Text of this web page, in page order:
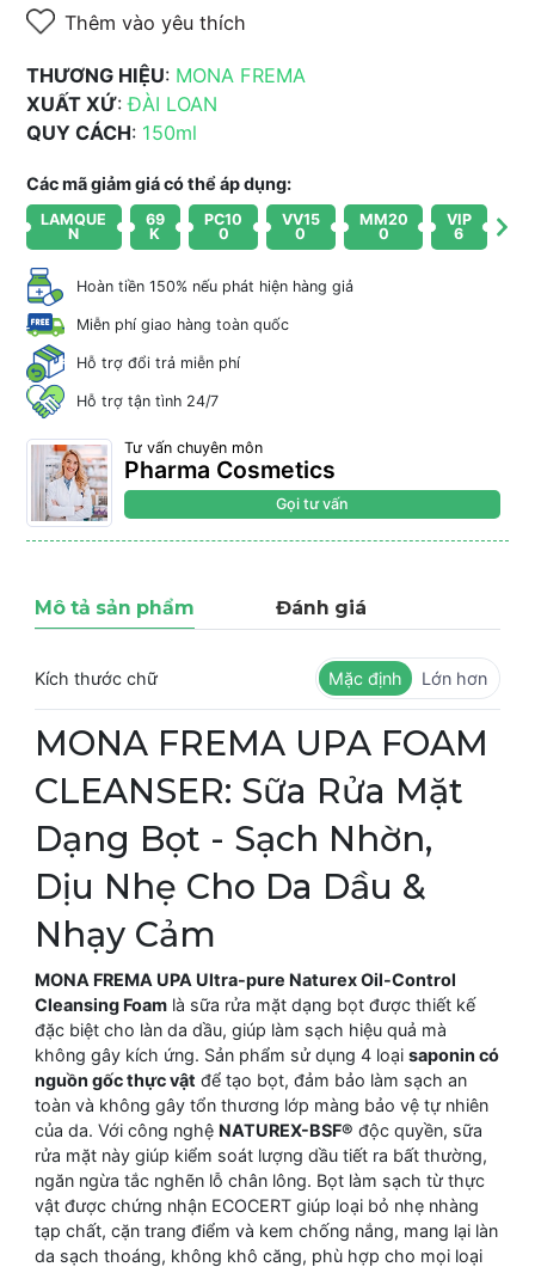
Thêm vào yêu thích
THƯƠNG HIỆU: MONA FREMA
XUẤT XỨ: ĐÀI LOAN
QUY CÁCH: 150ml
Các mã giảm giá có thể áp dụng:
LAMQUE
N
69
K
PC10
0
VV15
0
MM20
0
VIP
6
Hoàn tiền 150% nếu phát hiện hàng giả
Miễn phí giao hàng toàn quốc
Hỗ trợ đổi trả miễn phí
Hỗ trợ tận tình 24/7
Tư vấn chuyên môn
Pharma Cosmetics
Gọi tư vấn
Mô tả sản phẩm Đánh giá
Kích thước chữ Mặc định Lớn hơn
MONA FREMA UPA FOAM
CLEANSER: Sữa Rửa Mặt
Dạng Bọt - Sạch Nhờn,
Dịu Nhẹ Cho Da Dầu &
Nhạy Cảm
MONA FREMA UPA Ultra-pure Naturex Oil-Control
Cleansing Foam là sữa rửa mặt dạng bọt được thiết kế
đặc biệt cho làn da dầu, giúp làm sạch hiệu quả mà
không gây kích ứng. Sản phẩm sử dụng 4 loại saponin có
nguồn gốc thực vật để tạo bọt, đảm bảo làm sạch an
toàn và không gây tổn thương lớp màng bảo vệ tự nhiên
của da. Với công nghệ NATUREX-BSF® độc quyền, sữa
rửa mặt này giúp kiểm soát lượng dầu tiết ra bất thường,
ngăn ngừa tắc nghẽn lỗ chân lông. Bọt làm sạch từ thực
vật được chứng nhận ECOCERT giúp loại bỏ nhẹ nhàng
tạp chất, cặn trang điểm và kem chống nắng, mang lại làn
da sạch thoáng, không khô căng, phù hợp cho mọi loại